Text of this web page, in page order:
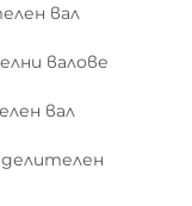
вал
валове
вал